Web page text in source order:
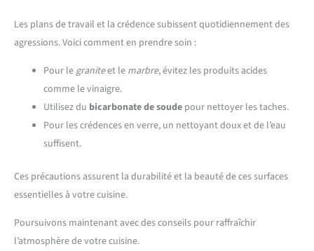
Les plans de travail et la crédence subissent quotidiennement des
agressions. Voici comment en prendre soin :
Pour legraniteet le marbre, évitez les produits acides
comme le vinaigre.
Utilisez du bicarbonate de soude pour nettoyer les taches.
Pour les crédences en verre, un nettoyant doux et de l’eau
suffisent.
Ces précautions assurent la durabilité et la beauté de ces surfaces
essentielles à votre cuisine.
Poursuivons maintenant avec des conseils pour raffraîchir
l’atmosphère de votre cuisine.